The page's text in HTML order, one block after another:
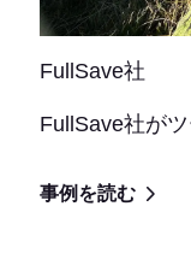
FullSave社
FullSave社が
事例を読む